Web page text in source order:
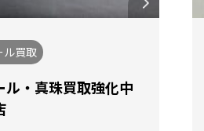
ル買取
・真珠買取強化中